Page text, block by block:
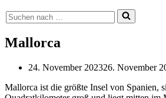
Suchen
nach …
Mallorca
24. November 202326. November
Mallorca ist die größte Insel von Spanien,